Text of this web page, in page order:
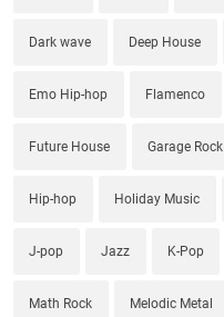
Dark wave Deep House
Emo Hip-hop Flamenco
Future House Garage Rock
Hip-hop Holiday Music
J-pop Jazz K-Pop
Math Rock Melodic Metal